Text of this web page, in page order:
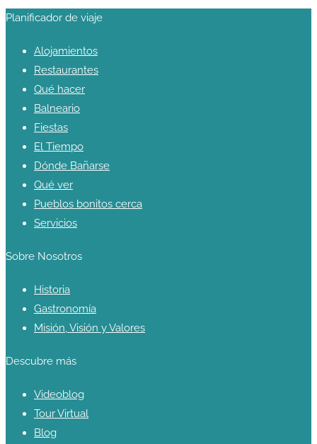
Planificador de viaje
Alojamientos
Restaurantes
Qué hacer
Balneario
Fiestas
El Tiempo
Dónde Bañarse
Qué ver
Pueblos bonitos cerca
Servicios
Sobre Nosotros
Historia
Gastronomía
Misión, Visión y Valores
Descubre más
Videoblog
Tour Virtual
Blog